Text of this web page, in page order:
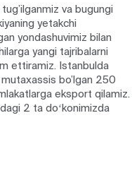
va bugungi
yetakchi
yondashuvimiz bilan
yangi tajribalarni
ettiramiz. Istanbulda
bo’lgan 250
eksport qilamiz.
2 ta doʻkonimizda